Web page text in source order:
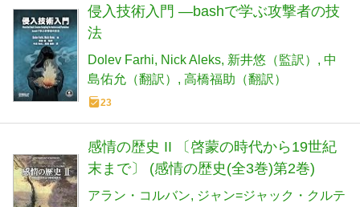
侵入技術入門 ―bashで学ぶ攻撃者の技
法
Dolev Farhi Nick Aleks 新井悠（監訳）
中
島佑允（翻訳）
高橋福助（翻訳）
23
感情の歴史 II 〔啓蒙の時代から19世紀
末まで〕 (感情の歴史(全3巻)第2巻)
アラン・コルバン
ジャン=ジャック・クルテ